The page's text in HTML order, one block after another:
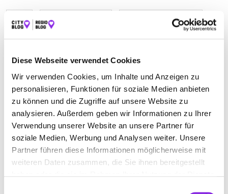
Diese Webseite verwendet Cookies
Wir verwenden Cookies, um Inhalte und Anzeigen zu
personalisieren, Funktionen für soziale Medien anbieten
zu können und die Zugriffe auf unsere Website zu
analysieren. Außerdem geben wir Informationen zu Ihrer
Verwendung unserer Website an unsere Partner für
soziale Medien, Werbung und Analysen weiter. Unsere
Partner führen diese Informationen möglicherweise mit
weiteren Daten zusammen, die Sie ihnen bereitgestellt
ÄMTER & BEHÖRDEN
BAUEN & WOHNEN
BEAUTY & WELLNESS
BILDUNG & MEDIEN
EINKAUFEN & SHOPPEN
ESSEN & TRINKEN
GESUNDHEIT & MEDIZIN
RECHT & GELD
REISEN & ÜBERNACHTEN
SERVICE & DIENSTLEISTUNGEN
SPORT & FREIZEIT